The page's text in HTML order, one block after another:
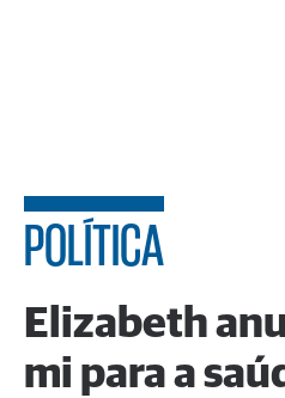
POLÍTICA
Elizabeth
mi para a